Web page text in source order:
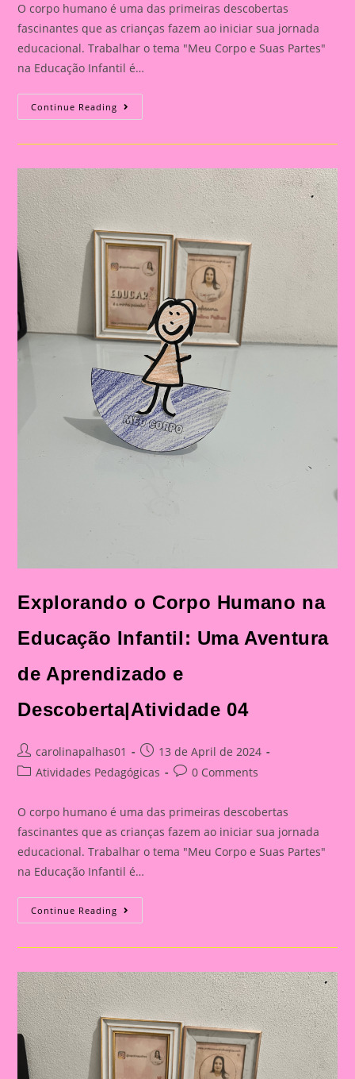
O corpo humano é uma das primeiras descobertas
fascinantes que as crianças fazem ao iniciar sua jornada
educacional. Trabalhar o tema "Meu Corpo e Suas Partes"
na Educação Infantil é…
Continue Reading Explorando
O
Humano
Infantil:
Uma
Aventura
De
Aprendizado
E
Descoberta|Atividade
05
Explorando o Corpo Humano na
Educação Infantil: Uma Aventura
de Aprendizado e
Descoberta|Atividade 04
Post
author:
carolinapalhas01
Post
published:
13 de April de 2024
PostAtividades Pedagógicas
Post0 Comments
O corpo humano é uma das primeiras descobertas
fascinantes que as crianças fazem ao iniciar sua jornada
educacional. Trabalhar o tema "Meu Corpo e Suas Partes"
na Educação Infantil é…
Continue Reading Explorando
O
Humano
Infantil:
Uma
Aventura
De
Aprendizado
E
Descoberta|Atividade
04